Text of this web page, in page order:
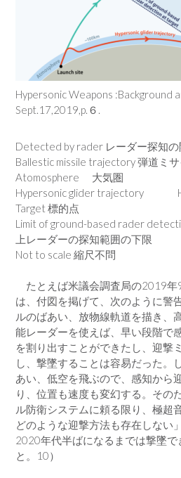
Hypersonic Weapons :Background
Sept.17,2019,p.６.
Detected by rader レーダー探知の
Ballestic missile trajectory 弾道ミ
Atomosphere 大気圏
Hypersonic glider trajectory
Target 標的点
Limit of ground-based rader
上レーダーの探知範囲の下限
Not to scale 縮尺不問
たとえば米議会調査局の2019年
は、付図を掲げて、次のように警
ルのばあい、放物線軌道を描き、
能レーダーを使えば、早い段階で
を割り出すことができたし、迎撃
し、撃墜することは容易だった。
あい、低空を飛ぶので、感知から
り、位置も速度も変幻する。その
ル防衛システムに頼る限り、極超
どのような迎撃方法も存在しない
2020年代半ばになるまでは撃墜で
と。10）